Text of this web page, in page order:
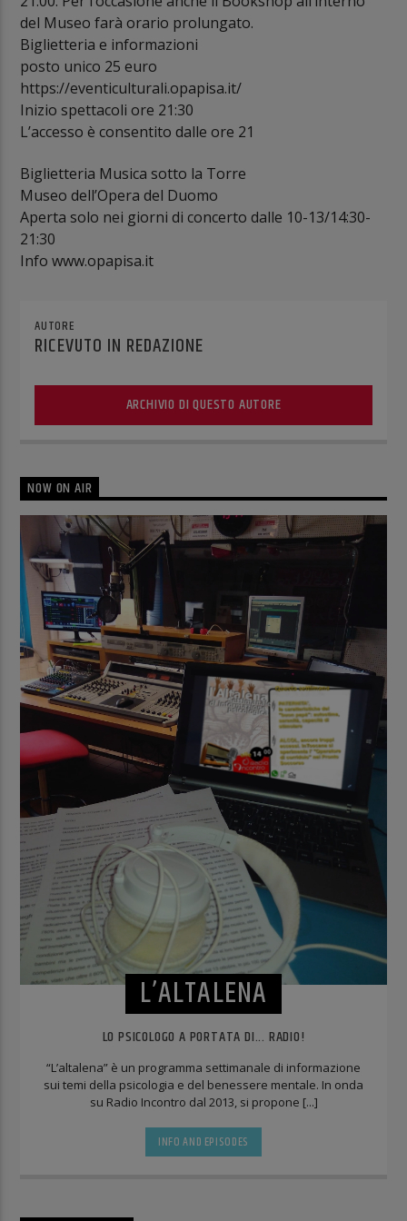
del Museo farà orario prolungato.
Biglietteria e informazioni
posto unico 25 euro
https://eventiculturali.opapisa.it/
Inizio spettacoli ore 21:30
L’accesso è consentito dalle ore 21
Biglietteria Musica sotto la Torre
Museo dell’Opera del Duomo
Aperta solo nei giorni di concerto dalle 10-13/14:30-
21:30
Info www.opapisa.it
AUTORE
RICEVUTO IN REDAZIONE
ARCHIVIO DI QUESTO AUTORE
NOW ON AIR
L’ALTALENA
LO PSICOLOGO A PORTATA DI... RADIO!
“L’altalena” è un programma settimanale di informazione
sui temi della psicologia e del benessere mentale. In onda
su Radio Incontro dal 2013, si propone [...]
INFO AND EPISODES